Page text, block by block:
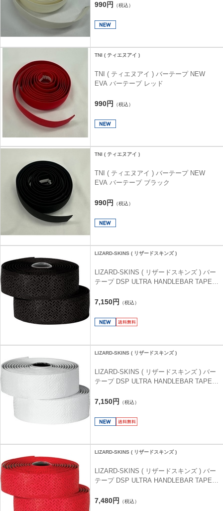
990円 （税込）
TNI ( ティエヌアイ )
TNI ( ティエヌアイ ) バーテープ NEW
EVA バーテープ レッド
990円 （税込）
TNI ( ティエヌアイ )
TNI ( ティエヌアイ ) バーテープ NEW
EVA バーテープ ブラック
990円 （税込）
LIZARD-SKINS ( リザードスキンズ )
LIZARD-SKINS ( リザードスキンズ ) バー
テープ DSP ULTRA HANDLEBAR TAPE (
ットブラック 1.9MM
7,150円 （税込）
LIZARD-SKINS ( リザードスキンズ )
LIZARD-SKINS ( リザードスキンズ ) バー
テープ DSP ULTRA HANDLEBAR TAPE (
ヤモンドホワイト 1.9MM
7,150円 （税込）
LIZARD-SKINS ( リザードスキンズ )
LIZARD-SKINS ( リザードスキンズ ) バー
テープ DSP ULTRA HANDLEBAR TAPE (
ムゾンレッド 2.7MM
7,480円 （税込）